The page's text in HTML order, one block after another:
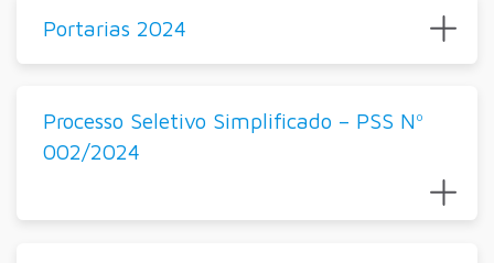
Portarias 2024
Processo Seletivo Simplificado – PSS Nº
002/2024